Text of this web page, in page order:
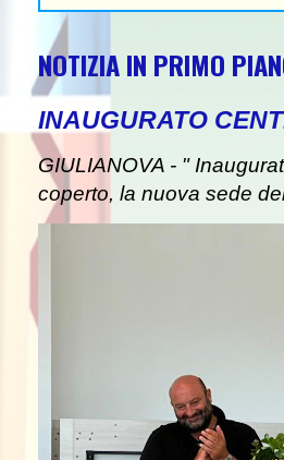
NOTIZIA IN PRIMO
INAUGURATO
GIULIANOVA - "
coperto, la nuova sede